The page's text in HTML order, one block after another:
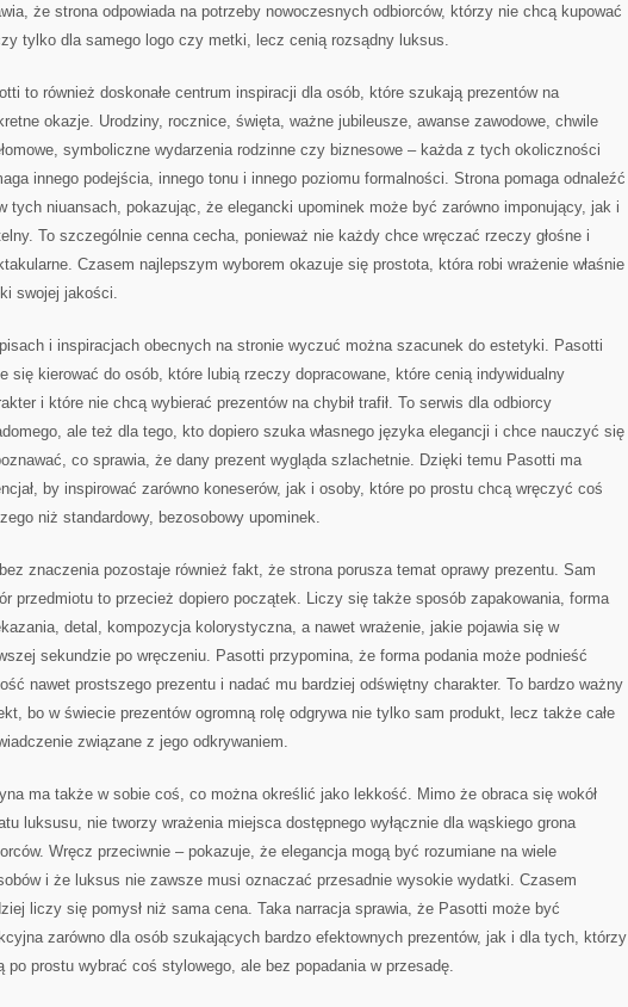
że strona odpowiada na potrzeby nowoczesnych odbiorców, którzy nie chcą kupować
tylko dla samego logo czy metki, lecz cenią rozsądny luksus.
to również doskonałe centrum inspiracji dla osób, które szukają prezentów na
okazje. Urodziny, rocznice, święta, ważne jubileusze, awanse zawodowe, chwile
symboliczne wydarzenia rodzinne czy biznesowe – każda z tych okoliczności
innego podejścia, innego tonu i innego poziomu formalności. Strona pomaga odnaleźć
tych niuansach, pokazując, że elegancki upominek może być zarówno imponujący, jak i
To szczególnie cenna cecha, ponieważ nie każdy chce wręczać rzeczy głośne i
Czasem najlepszym wyborem okazuje się prostota, która robi wrażenie właśnie
swojej jakości.
i inspiracjach obecnych na stronie wyczuć można szacunek do estetyki. Pasotti
się kierować do osób, które lubią rzeczy dopracowane, które cenią indywidualny
i które nie chcą wybierać prezentów na chybił trafił. To serwis dla odbiorcy
ale też dla tego, kto dopiero szuka własnego języka elegancji i chce nauczyć się
co sprawia, że dany prezent wygląda szlachetnie. Dzięki temu Pasotti ma
by inspirować zarówno koneserów, jak i osoby, które po prostu chcą wręczyć coś
niż standardowy, bezosobowy upominek.
znaczenia pozostaje również fakt, że strona porusza temat oprawy prezentu. Sam
przedmiotu to przecież dopiero początek. Liczy się także sposób zapakowania, forma
detal, kompozycja kolorystyczna, a nawet wrażenie, jakie pojawia się w
sekundzie po wręczeniu. Pasotti przypomina, że forma podania może podnieść
nawet prostszego prezentu i nadać mu bardziej odświętny charakter. To bardzo ważny
bo w świecie prezentów ogromną rolę odgrywa nie tylko sam produkt, lecz także całe
związane z jego odkrywaniem.
ma także w sobie coś, co można określić jako lekkość. Mimo że obraca się wokół
luksusu, nie tworzy wrażenia miejsca dostępnego wyłącznie dla wąskiego grona
Wręcz przeciwnie – pokazuje, że elegancja mogą być rozumiane na wiele
i że luksus nie zawsze musi oznaczać przesadnie wysokie wydatki. Czasem
liczy się pomysł niż sama cena. Taka narracja sprawia, że Pasotti może być
zarówno dla osób szukających bardzo efektownych prezentów, jak i dla tych, którzy
po prostu wybrać coś stylowego, ale bez popadania w przesadę.